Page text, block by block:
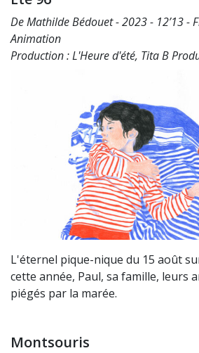
De Mathilde Bédouet - 2023 - 12’13 -
Animation
Production : L'Heure d'été, Tita B
L'éternel pique-nique du 15 août
cette année, Paul, sa famille, leurs
piégés par la marée.
Montsouris